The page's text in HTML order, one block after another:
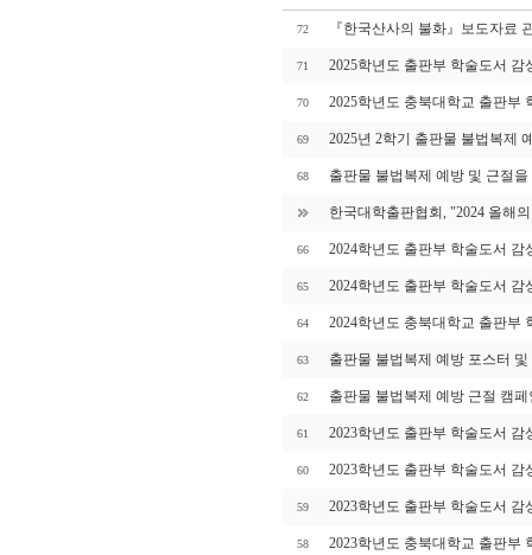
72 『한국산사의 불화』보도자료
71 2025학년도 출판부 학술도서 감
70 2025학년도 충북대학교 출판부
69 2025년 2학기 출판물 불법복제
68 출판물 불법복제 예방 및 근절
한국대학출판협회, "2024 올해
66 2024학년도 출판부 학술도서 감
65 2024학년도 출판부 학술도서 감
64 2024학년도 충북대학교 출판부
63 출판물 불법복제 예방 포스터
62 출판물 불법복제 예방 근절 캠페
61 2023학년도 출판부 학술도서
60 2023학년도 출판부 학술도서
59 2023학년도 출판부 학술도서 감
58 2023학년도 충북대학교 출판부